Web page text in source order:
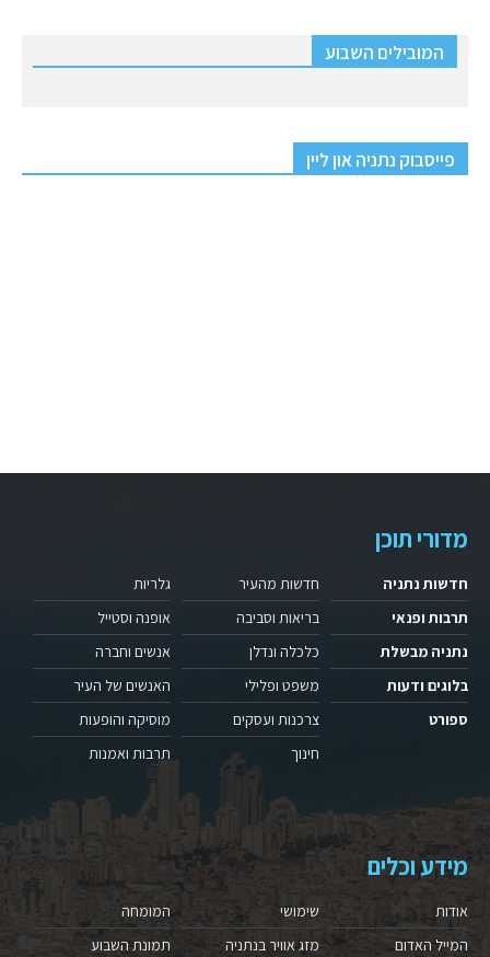
המובילים השבוע
פייסבוק נתניה און ליין
מדורי תוכן
חדשות נתניה
תרבות ופנאי
נתניה מבשלת
בלוגים ודעות
ספורט
חדשות מהעיר
בריאות וסביבה
כלכלה ונדלן
משפט ופלילי
צרכנות ועסקים
חינוך
גלריות
אופנה וסטייל
אנשים וחברה
האנשים של העיר
מוסיקה והופעות
תרבות ואמנות
מידע וכלים
אודות
המייל האדום
שימושי
מזג אוויר בנתניה
המומחה
תמונת השבוע